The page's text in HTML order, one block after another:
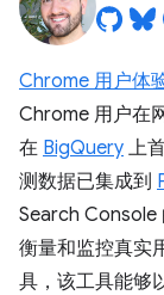
Chrome 用户体
Chrome 用户在
在 BigQuery 上
测数据已集成到
Search Console
衡量和监控真实
具，该工具能够